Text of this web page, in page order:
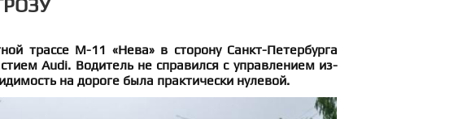
трассе М-11 «Нева» в сторону Санкт-Петербурга
Audi. Водитель не справился с управлением из-
на дороге была практически нулевой.